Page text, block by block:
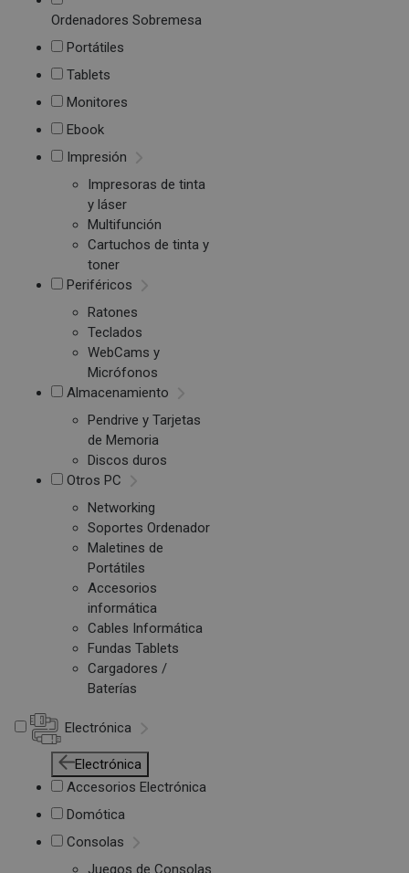
Ordenadores Sobremesa
Portátiles
Tablets
Monitores
Ebook
Impresión
Impresoras de tinta
y láser
Multifunción
Cartuchos de tinta y
toner
Periféricos
Ratones
Teclados
WebCams y
Micrófonos
Almacenamiento
Pendrive y Tarjetas
de Memoria
Discos duros
Otros PC
Networking
Soportes Ordenador
Maletines de
Portátiles
Accesorios
informática
Cables Informática
Fundas Tablets
Cargadores /
Baterías
Electrónica
Electrónica
Accesorios Electrónica
Domótica
Consolas
Juegos de Consolas